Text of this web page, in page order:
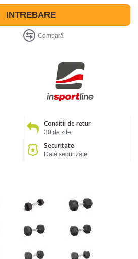
INTREBARE
Compară
Conditii de retur
30 de zile
Securitate
Date securizate